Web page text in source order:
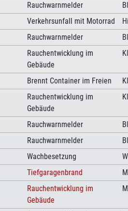
Rauchwarnmelder
Verkehrsunfall mit Motorrad
Rauchwarnmelder
Rauchentwicklung im
Gebäude
Brennt Container im Freien
Rauchentwicklung im
Gebäude
Rauchwarnmelder
Rauchwarnmelder
Wachbesetzung
Tiefgaragenbrand
Rauchentwicklung im
Gebäude